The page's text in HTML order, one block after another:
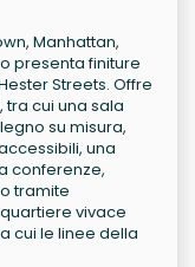
Manhattan,
presenta finiture
Streets. Offre
cui una sala
su misura,
una
conferenze,
tramite
vivace
cui le linee della